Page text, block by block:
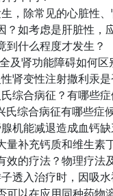
，除常见的心脏性
？如考虑是肝脏性，
到什么程度才发生？
及肾功能障碍如何区
肾变性注射撒利汞
综合病征？有哪些症
氏综合病征有哪些症
机能减退造成血钙
量补充钙质和维生素
效的疗法？物理疗法
透入治疗时，因吸
可以在应用同种药物